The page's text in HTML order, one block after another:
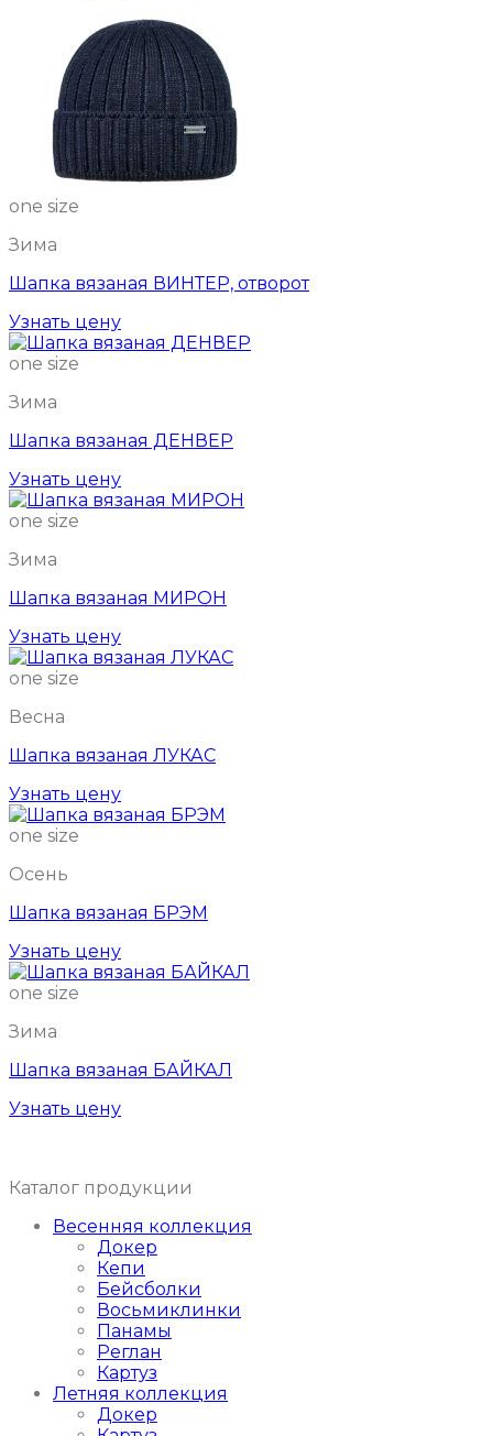
one size
Зима
Шапка вязаная ВИНТЕР, отворот
Узнать цену
one size
Зима
Шапка вязаная ДЕНВЕР
Узнать цену
one size
Зима
Шапка вязаная МИРОН
Узнать цену
one size
Весна
Шапка вязаная ЛУКАС
Узнать цену
one size
Осень
Шапка вязаная БРЭМ
Узнать цену
one size
Зима
Шапка вязаная БАЙКАЛ
Узнать цену
Каталог продукции
Весенняя коллекция
Докер
Кепи
Бейсболки
Восьмиклинки
Панамы
Реглан
Картуз
Летняя коллекция
Докер